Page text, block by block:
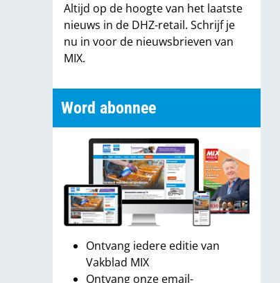
Altijd op de hoogte van het laatste
nieuws in de DHZ-retail. Schrijf je
nu in voor de nieuwsbrieven van
MIX.
Word abonnee
Ontvang iedere editie van
Vakblad MIX
Ontvang onze email-